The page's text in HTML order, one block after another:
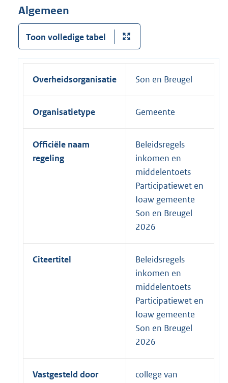
Algemeen
Toon volledige tabel
Overheidsorganisatie Son en Breugel
Organisatietype Gemeente
Officiële naam
regeling
Beleidsregels
inkomen en
middelentoets
Participatiewet en
Ioaw gemeente
Son en Breugel
2026
Citeertitel
Beleidsregels
inkomen en
middelentoets
Participatiewet en
Ioaw gemeente
Son en Breugel
2026
Vastgesteld door
college van